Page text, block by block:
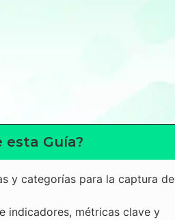
esta Guía?
y categorías para la captura de
indicadores, métricas clave y